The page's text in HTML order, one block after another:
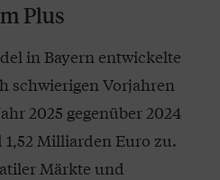
Plus
in Bayern entwickelte
schwierigen Vorjahren
2025 gegenüber 2024
Milliarden Euro zu.
Märkte und